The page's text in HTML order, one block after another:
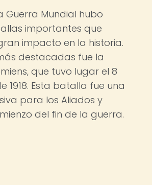
Guerra Mundial hubo
importantes que
impacto en la historia.
destacadas fue la
que tuvo lugar el 8
1918. Esta batalla fue una
para los Aliados y
del fin de la guerra.